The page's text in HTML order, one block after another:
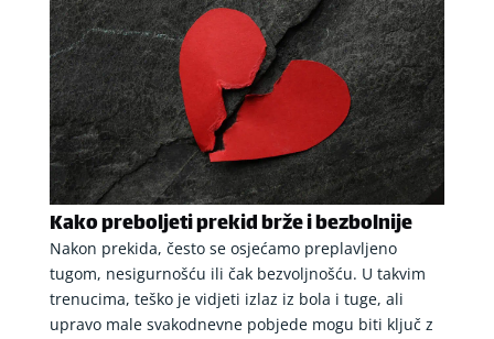
Kako preboljeti prekid brže i bezbolnije
Nakon prekida, često se osjećamo preplavljeno
tugom, nesigurnošću ili čak bezvoljnošću. U takvim
trenucima, teško je vidjeti izlaz iz bola i tuge, ali
upravo male svakodnevne pobjede mogu biti ključ z